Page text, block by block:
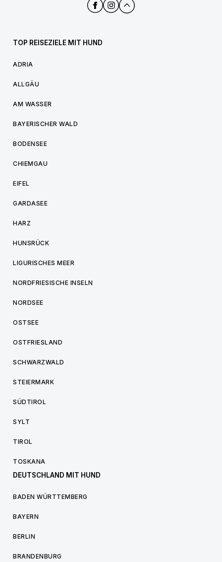
TOP REISEZIELE MIT HUND
ADRIA
ALLGÄU
AM WASSER
BAYERISCHER WALD
BODENSEE
CHIEMGAU
EIFEL
GARDASEE
HARZ
HUNSRÜCK
LIGURISCHES MEER
NORDFRIESISCHE INSELN
NORDSEE
OSTSEE
OSTFRIESLAND
SCHWARZWALD
STEIERMARK
SÜDTIROL
SYLT
TIROL
TOSKANA
DEUTSCHLAND MIT HUND
BADEN WÜRTTEMBERG
BAYERN
BERLIN
BRANDENBURG